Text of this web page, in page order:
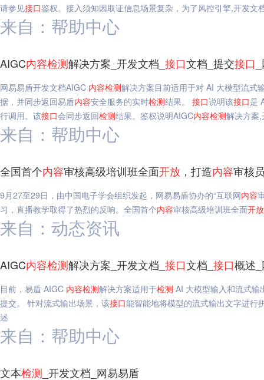
请参见接口鉴权。接入须知因取证信息场景复杂，为了风控引擎,开发文
来自：帮助中心
AIGC内容检测解决方案_开发文档_ 接口文档_提交接口
网易易盾开发文档AIGC 内容检测解决方案目前适用于对 AI 大模型流式
据，并同步返回易盾内容安全服务的实时检测结果。 接口说明该接口是
行调用。该接口会同步返回检测结果。鉴权说明AIGC内容检测解决方案
来自：帮助中心
全国首个内容审核高级培训班全面开放 ，打造内容审核
9月27至29日，由中国电子学会组织发起，网易易盾协办的“互联网内容
习，直播教学取得了热烈的反响。全国首个内容审核高级培训班全面开放
来自：动态资讯
AIGC内容检测解决方案_开发文档_ 接口文档_ 接口概述
目前，易盾 AIGC 内容检测解决方案适用于检测 AI 大模型输入和流式输
提交。 针对流式输出场景，该接口能智能地将模型的流式输出文字进行
述
来自：帮助中心
文本检测 _开发文档_网易易盾